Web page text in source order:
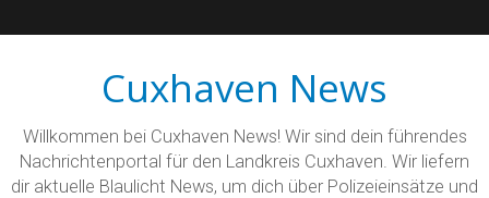
Cuxhaven News
Willkommen bei Cuxhaven News! Wir sind dein führendes
Nachrichtenportal für den Landkreis Cuxhaven. Wir liefern
dir aktuelle Blaulicht News, um dich über Polizeieinsätze und